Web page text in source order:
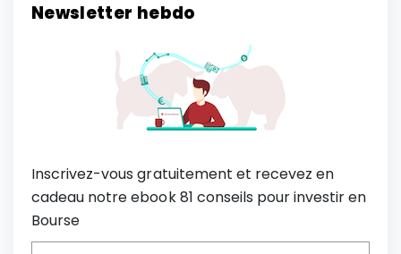
Newsletter hebdo
Inscrivez-vous gratuitement et recevez en
cadeau notre ebook 81 conseils pour investir en
Bourse